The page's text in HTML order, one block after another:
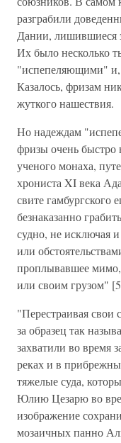
разграбили
Дании, лишившиеся
Их было несколько
"испепеляющими" и,
Казалось, фризам
жуткого нашествия.
Но надеждам
фризы очень быстро
ученого монаха,
хрониста XI века
свите гамбургского
безнаказанно
судно, не исключая
или
проплывавшее
или своим грузом"
"Перестраивая
за образец так
захватили во время
реках и в
тяжелые суда,
Юлию Цезарю во
изображение
мозаичных панно